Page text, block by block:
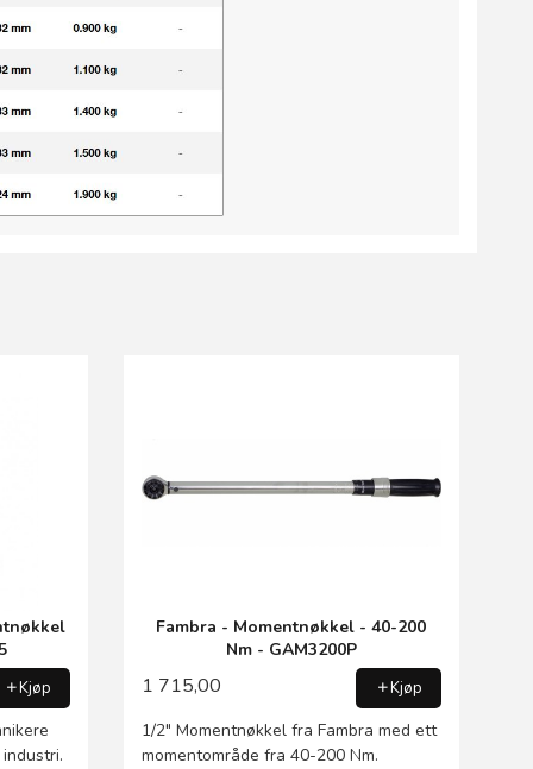
Kjøp
Fambra - Momentnøkkel - 40-200
Nm - GAM3200P
1 715,00 Kjøp
1/2" Momentnøkkel fra Fambra med ett
momentområde fra 40-200 Nm.